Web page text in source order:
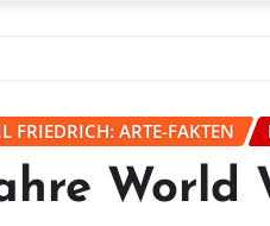
FRIEDRICH: ARTE-FAKTEN
World